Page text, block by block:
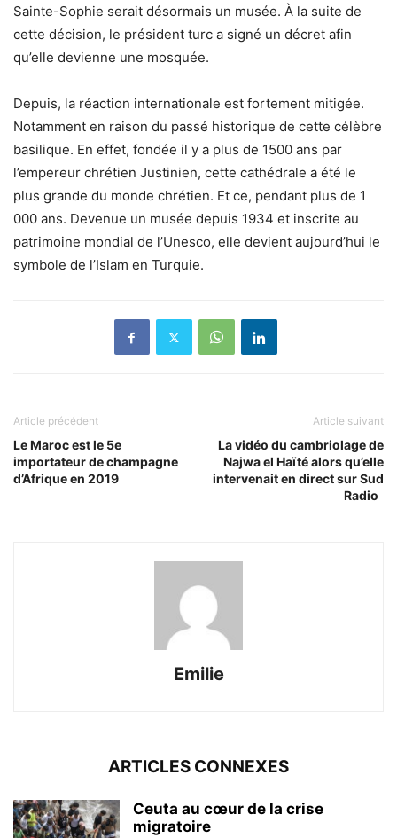
Sainte-Sophie serait désormais un musée. À la suite de
cette décision, le président turc a signé un décret afin
qu’elle devienne une mosquée.
Depuis, la réaction internationale est fortement mitigée.
Notamment en raison du passé historique de cette célèbre
basilique. En effet, fondée il y a plus de 1500 ans par
l’empereur chrétien Justinien, cette cathédrale a été le
plus grande du monde chrétien. Et ce, pendant plus de 1
000 ans. Devenue un musée depuis 1934 et inscrite au
patrimoine mondial de l’Unesco, elle devient aujourd’hui le
symbole de l’Islam en Turquie.
Article précédent
Le Maroc est le 5e
importateur de champagne
d’Afrique en 2019
Article suivant
La vidéo du cambriolage de
Najwa el Haïté alors qu’elle
intervenait en direct sur Sud
Radio
Emilie
ARTICLES CONNEXES
Ceuta au cœur de la crise
migratoire